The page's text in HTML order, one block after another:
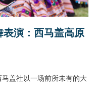
演：西马盖高原
盖社以一场前所未有的大